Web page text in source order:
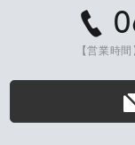
【営業時